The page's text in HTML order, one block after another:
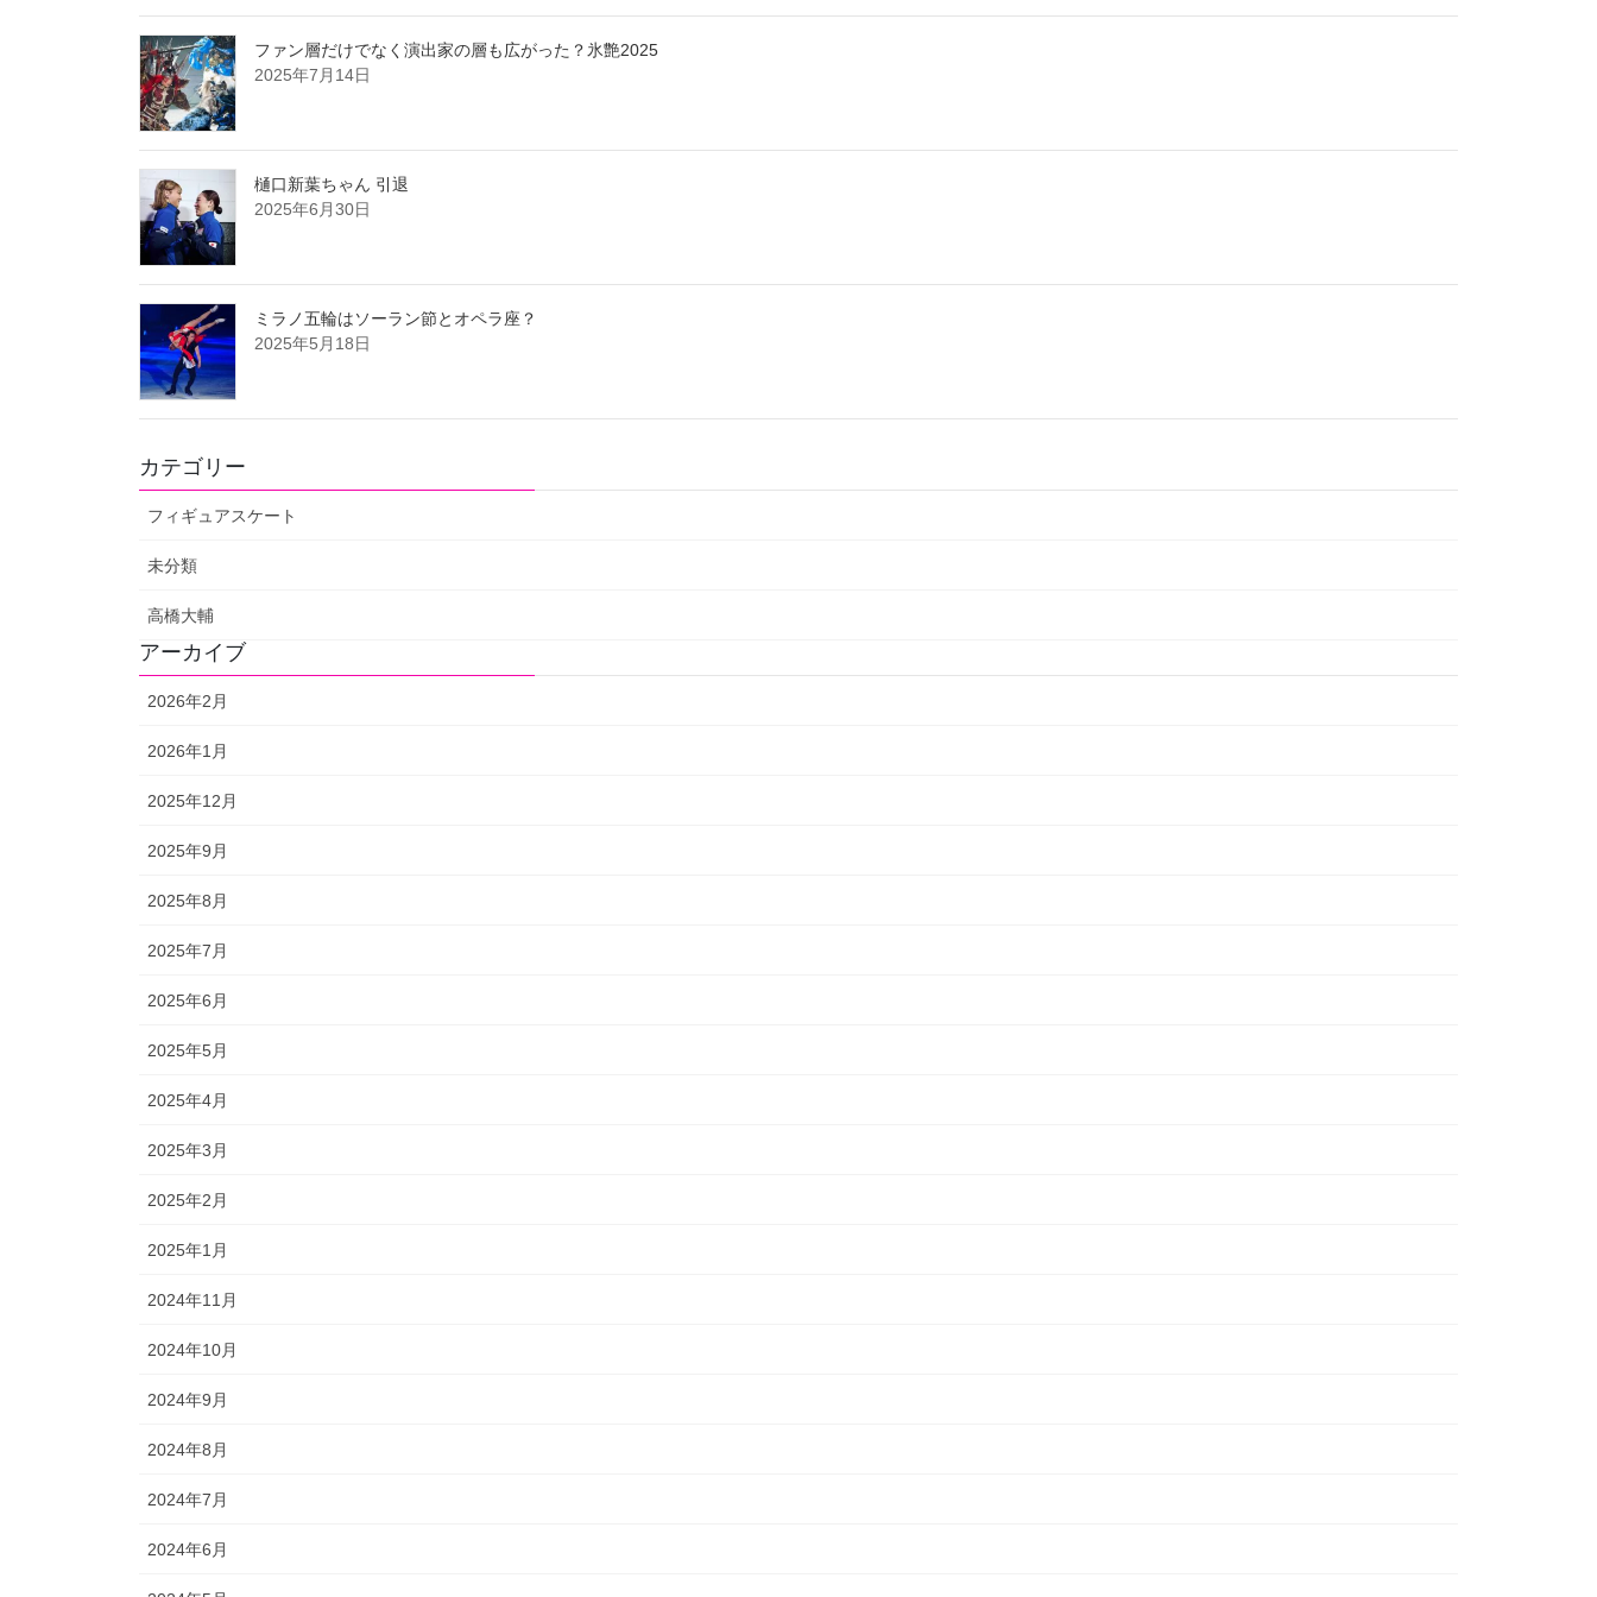
ファン層だけでなく演出家の層も広がった？氷艶2025
2025年7月14日
樋口新葉ちゃん 引退
2025年6月30日
ミラノ五輪はソーラン節とオペラ座？
2025年5月18日
カテゴリー
フィギュアスケート
未分類
高橋大輔
アーカイブ
2026年2月
2026年1月
2025年12月
2025年9月
2025年8月
2025年7月
2025年6月
2025年5月
2025年4月
2025年3月
2025年2月
2025年1月
2024年11月
2024年10月
2024年9月
2024年8月
2024年7月
2024年6月